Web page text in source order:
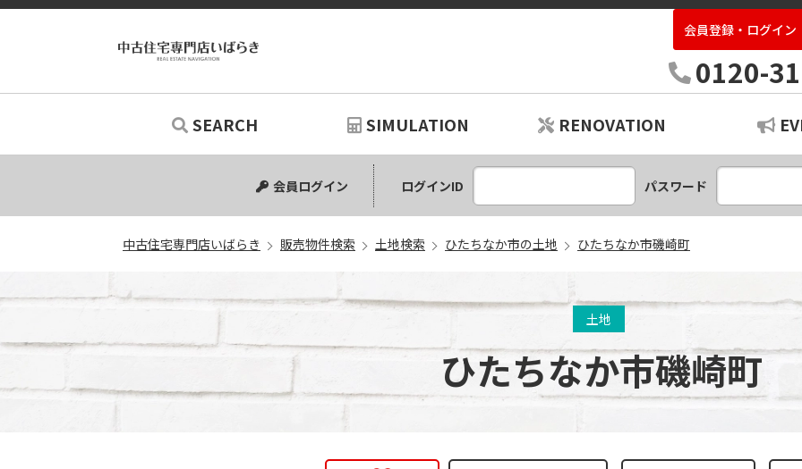
会員登録・ログイン
0120-
SEARCH
中古一戸建て
中古マンション
土地
新築一戸建て
SIMULATION
シミュレーション
リノベーションプラン
RENOVATION
会員ログイン ログインID パスワード
中古住宅専門店いばらき 販売物件検索 土地検索 ひたちなか市の土地 ひたちなか市磯崎町
土地
ひたちなか市磯崎町